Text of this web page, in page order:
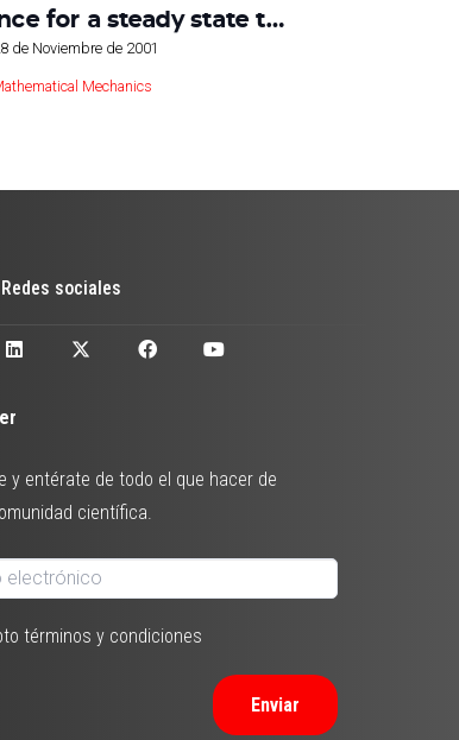
for a steady state t…
de Noviembre de 2001
Mechanics
sociales
y entérate de todo el que hacer de
científica.
términos y condiciones
Enviar